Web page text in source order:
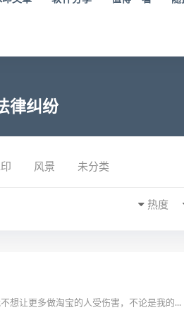
律纠纷
风景 未分类
热度
想让更多做淘宝的人受伤害，不论是我的...